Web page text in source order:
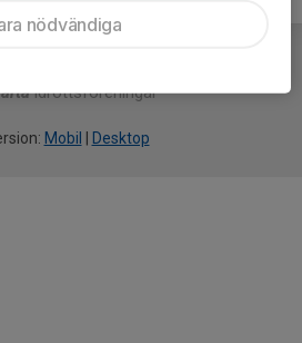
idrottsföreningar
Mobil Desktop
nödvändiga